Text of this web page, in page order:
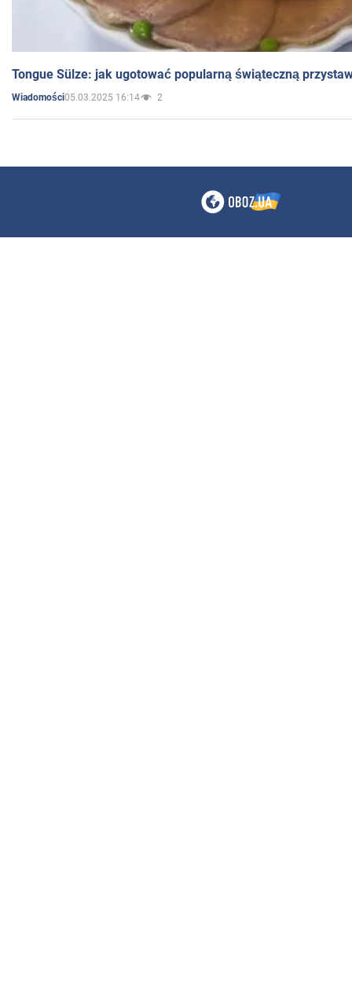
Tongue Sülze: jak ugotować popularną świąteczną
Wiadomości05.03.2025 16:14 2